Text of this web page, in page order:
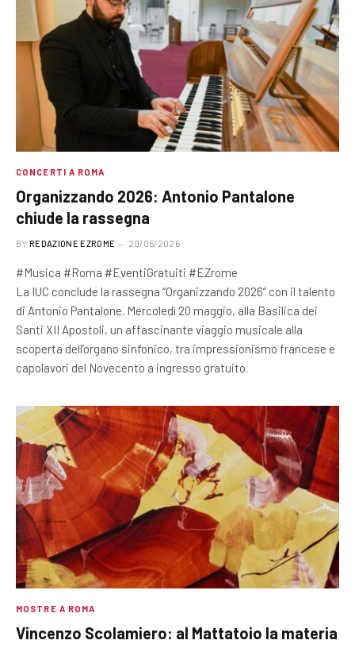
CONCERTI A ROMA
Organizzando 2026: Antonio Pantalone
chiude la rassegna
BY REDAZIONE EZROME 20/05/2026
#Musica #Roma #EventiGratuiti #EZrome
La IUC conclude la rassegna “Organizzando 2026” con il talento
di Antonio Pantalone. Mercoledì 20 maggio, alla Basilica dei
Santi XII Apostoli, un affascinante viaggio musicale alla
scoperta dell’organo sinfonico, tra impressionismo francese e
capolavori del Novecento a ingresso gratuito.
MOSTRE A ROMA
Vincenzo Scolamiero: al Mattatoio la materia